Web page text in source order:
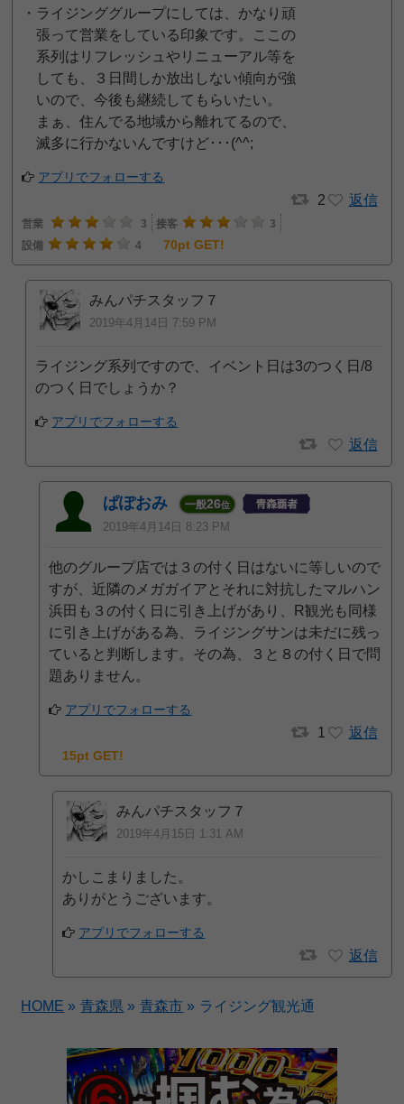
・ライジンググループにしては、かなり頑
張って営業をしている印象です。ここの
系列はリフレッシュやリニューアル等を
しても、３日間しか放出しない傾向が強
いので、今後も継続してもらいたい。
まぁ、住んでる地域から離れてるので、
滅多に行かないんですけど･･･(^^;
アプリでフォローする
2 返信
営業 3 接客
3
設備
4 70pt GET!
みんパチスタッフ７
2019年4月14日 7:59 PM
ライジング系列ですので、イベント日は3のつく日/8
のつく日でしょうか？
アプリでフォローする
返信
ぱぽおみ 一般26位
2019年4月14日 8:23 PM
他のグループ店では３の付く日はないに等しいので
すが、近隣のメガガイアとそれに対抗したマルハン
浜田も３の付く日に引き上げがあり、R観光も同様
に引き上げがある為、ライジングサンは未だに残っ
ていると判断します。その為、３と８の付く日で問
題ありません。
アプリでフォローする
1 返信
15pt GET!
みんパチスタッフ７
2019年4月15日 1:31 AM
かしこまりました。
ありがとうございます。
アプリでフォローする
返信
HOME » 青森県 » 青森市 » ライジング観光通